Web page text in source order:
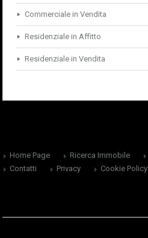
Commerciale in Vendita
Residenziale in Affitto
Residenziale in Vendita
Home Page Ricerca Immobile
Contatti
Privacy Cookie Policy